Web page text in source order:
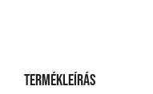
Termékleírás